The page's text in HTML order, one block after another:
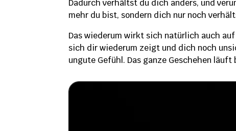
Dadurch verhältst du dich anders, und
mehr du bist, sondern dich nur noch
Das wiederum wirkt sich natürlich auch
sich dir wiederum zeigt und dich noch
ungute Gefühl. Das ganze Geschehen